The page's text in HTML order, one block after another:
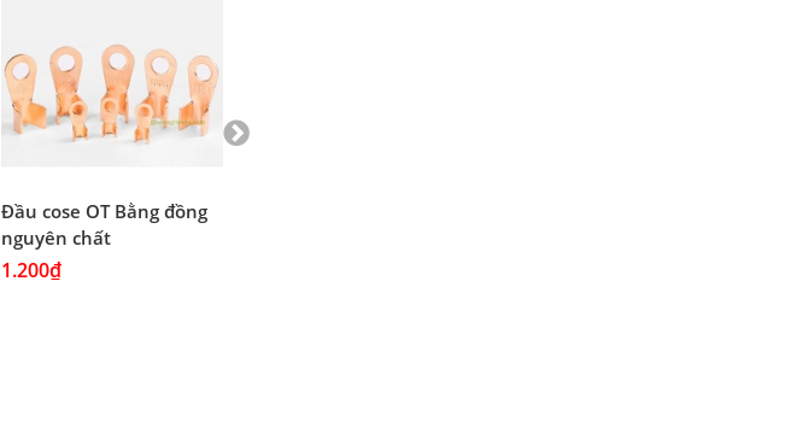
Đầu cose OT Bằng đồng
nguyên chất
1.200₫